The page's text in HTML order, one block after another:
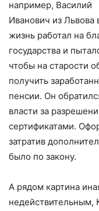
например, Василий
Иванович из Львова
жизнь работал на
государства и
чтобы на старости
получить
пенсии. Он
власти за
сертификатами.
затратив
было по закону.
А рядом картина
недействительным,